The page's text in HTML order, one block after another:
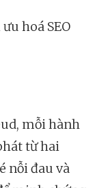
hoá SEO
mỗi hành
từ hai
nỗi đau và